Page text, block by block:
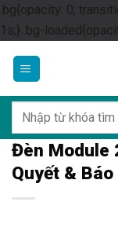
.bg{opacity: 0;
1s;} .bg-
kiếm:
Đèn Module
Quyết &